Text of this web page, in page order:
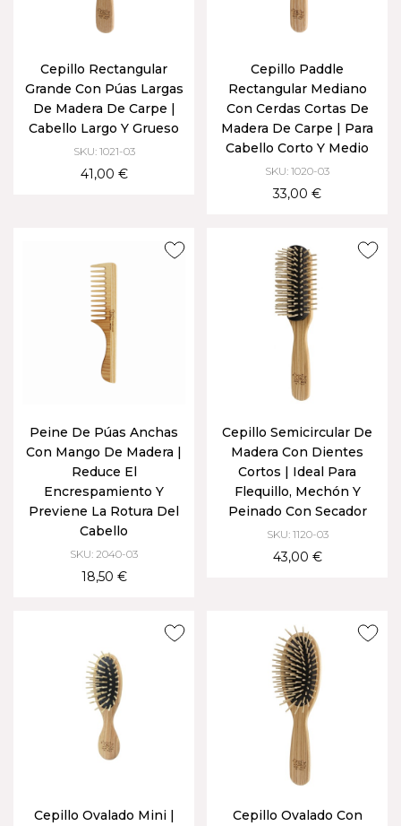
Cepillo Rectangular
Grande Con Púas Largas
De Madera De Carpe |
Cabello Largo Y Grueso
SKU: 1021-03
41,00 €
Cepillo Paddle
Rectangular Mediano
Con Cerdas Cortas De
Madera De Carpe | Para
Cabello Corto Y Medio
SKU: 1020-03
33,00 €
Peine De Púas Anchas
Con Mango De Madera |
Reduce El
Encrespamiento Y
Previene La Rotura Del
Cabello
SKU: 2040-03
18,50 €
Cepillo Semicircular De
Madera Con Dientes
Cortos | Ideal Para
Flequillo, Mechón Y
Peinado Con Secador
SKU: 1120-03
43,00 €
Cepillo Ovalado Mini | Cepillo Ovalado Con